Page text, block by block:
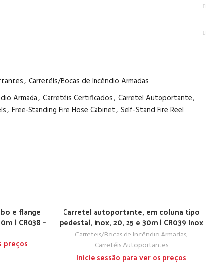
, Carretéis/Bocas de Incêndio Armadas
Armada, Carretéis Certificados, Carretel Autoportante,
, Free‑Standing Fire Hose Cabinet, Self-Stand Fire Reel
e flange
| CR038 –
preços
Carretel autoportante, em coluna tipo
pedestal, inox, 20, 25 e 30m | CR039 Inox
Carretéis/Bocas de Incêndio Armadas,
Carretéis Autoportantes
Inicie sessão para ver os preços